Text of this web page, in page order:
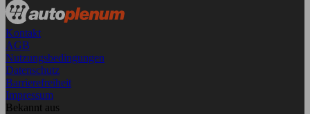
Kontakt
AGB
Nutzungsbedingungen
Datenschutz
Barrierefreiheit
Impressum
Bekannt aus